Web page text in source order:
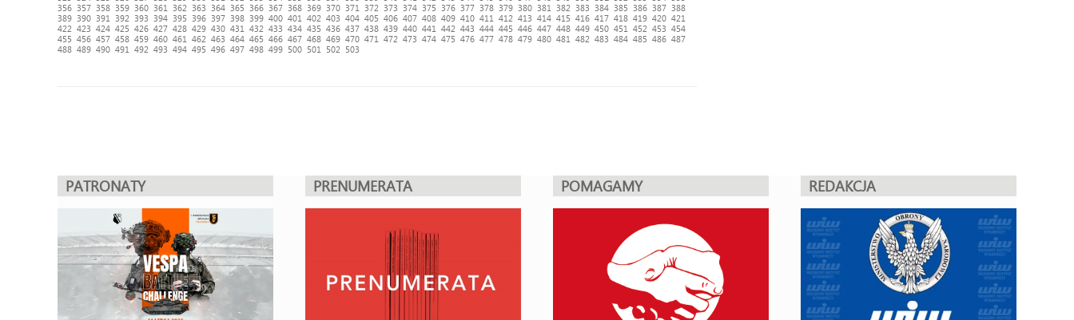
356 357 358 359 360 361 362 363 364 365 366 367 368 369 370 371 372 373 374 375 376 377 378 379 380 381 382 383 384 385 386 387 388
389 390 391 392 393 394 395 396 397 398 399 400 401 402 403 404 405 406 407 408 409 410 411 412 413 414 415 416 417 418 419 420 421
422 423 424 425 426 427 428 429 430 431 432 433 434 435 436 437 438 439 440 441 442 443 444 445 446 447 448 449 450 451 452 453 454
455 456 457 458 459 460 461 462 463 464 465 466 467 468 469 470 471 472 473 474 475 476 477 478 479 480 481 482 483 484 485 486 487
488 489 490 491 492 493 494 495 496 497 498 499 500 501 502 503
PATRONATY PRENUMERATA POMAGAMY REDAKCJA